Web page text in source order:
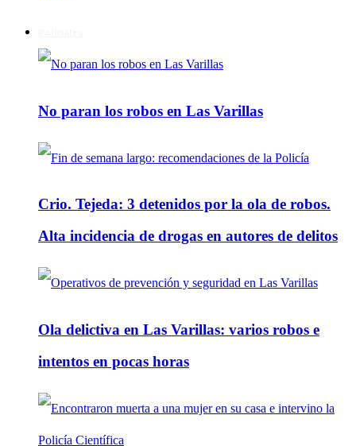
No paran los robos en Las Varillas
Crio. Tejeda: 3 detenidos por la ola de robos.
Alta incidencia de drogas en autores de delitos
Ola delictiva en Las Varillas: varios robos e
intentos en pocas horas